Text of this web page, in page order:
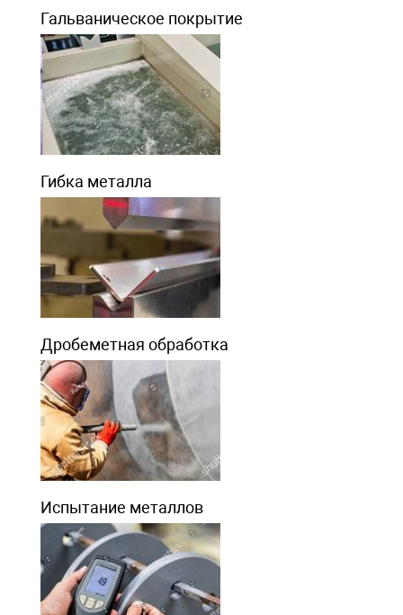
Гальваническое покрытие
Гибка металла
Дробеметная обработка
Испытание металлов